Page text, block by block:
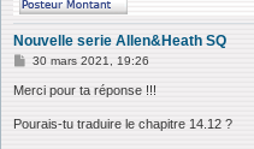
Nouvelle serie Allen&Heath SQ
M
s
g
30 mars 2021, 19:26
Merci pour ta réponse !!!
Pourais-tu traduire le chapitre 14.12 ?